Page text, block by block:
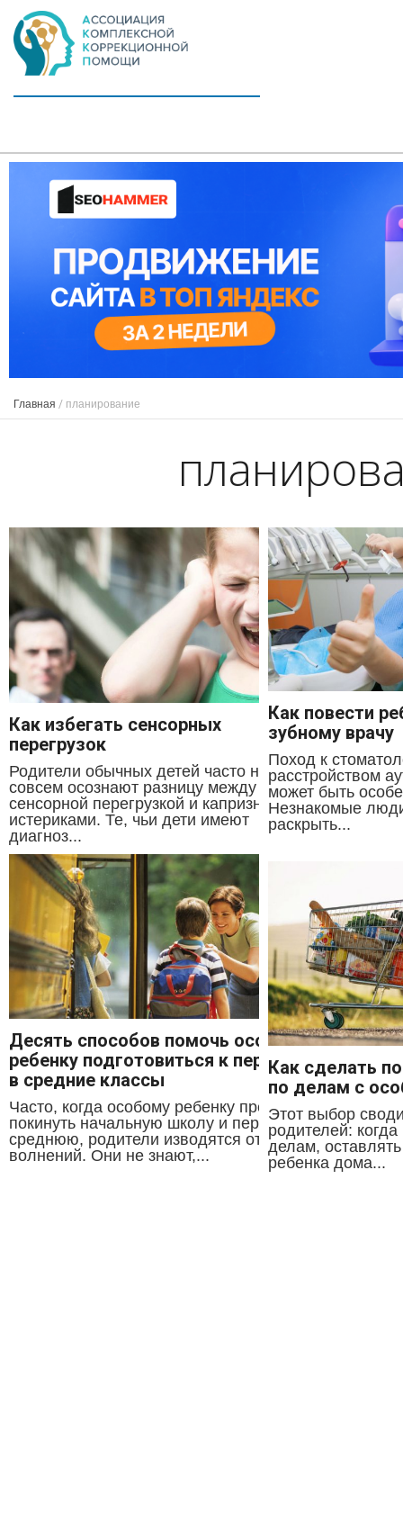
Главная / планирование
Как избегать сенсорных
перегрузок
Родители обычных детей часто не
совсем осознают разницу между
сенсорной перегрузкой и капризными
истериками. Те, чьи дети имеют
диагноз...
Как повести
зубному врачу
Поход к
расстройством
может быть
Незнакомые
раскрыть...
Десять способов помочь особому
ребенку подготовиться к переходу
в средние классы
Часто, когда особому ребенку предстоит
покинуть начальную школу и перейти в
среднюю, родители изводятся от
волнений. Они не знают,...
Как сделать
по делам с
Этот выбор
родителей:
делам,
ребенка дома...